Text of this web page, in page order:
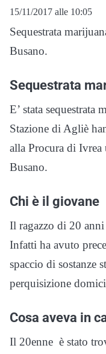
15/11/2017 alle 10:05
Sequestrata
Busano.
Sequestrata
E’ stata sequestrata
Stazione di Agliè
alla Procura di
Busano.
Chi è il giovane
Il ragazzo di 20
Infatti ha avuto
spaccio di sostanze
perquisizione
Cosa aveva in
Il 20enne è stato